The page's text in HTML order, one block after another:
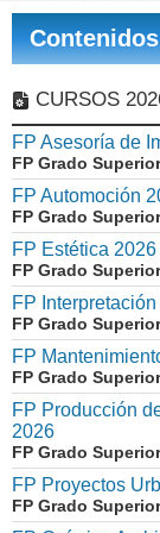
CURSOS
FP Asesoría de
FP Grado
FP Automoción
FP Grado
FP Estética 2026
FP Grado
FP
FP Grado
FP
FP Grado
FP Producción
2026
FP Grado
FP Proyectos
FP Grado